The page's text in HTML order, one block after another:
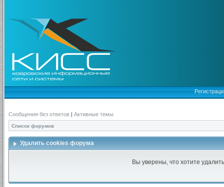
Сообщения без ответов | Активные темы
Список форумов
Удалить cookies форума
Вы уверены, что хотите